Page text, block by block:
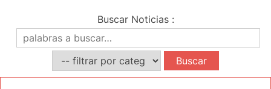
Buscar Noticias: